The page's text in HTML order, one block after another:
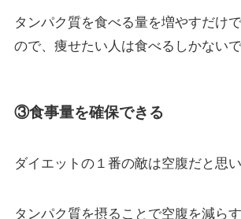
タンパク質を食べる量を増やすだけ
ので、痩せたい人は食べるしかないで
③食事量を確保できる
ダイエットの１番の敵は空腹だと思い
タンパク質を摂ることで空腹を減ら